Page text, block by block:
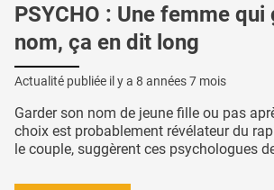
PSYCHO : Une femme qui
nom, ça en dit long
Actualité publiée il y a 8 années 7 mois
Garder son nom de jeune fille ou pas
choix est probablement révélateur du
le couple, suggèrent ces psychologues